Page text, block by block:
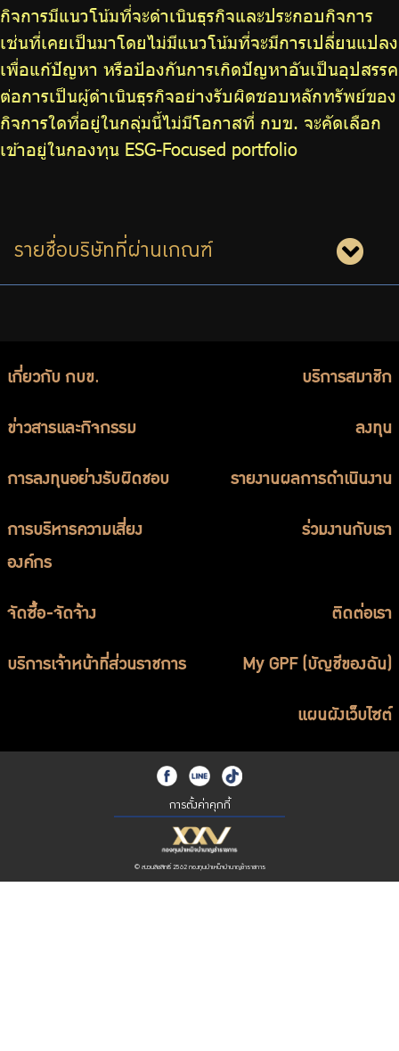
กิจการมีแนวโน้มที่จะดำเนินธุรกิจและประกอบกิจการ
เช่นที่เคยเป็นมาโดยไม่มีแนวโน้มที่จะมีการเปลี่ยนแปลง
เพื่อแก้ปัญหา หรือป้องกันการเกิดปัญหาอันเป็นอุปสรรค
ต่อการเป็นผู้ดำเนินธุรกิจอย่างรับผิดชอบหลักทรัพย์ของ
กิจการใดที่อยู่ในกลุ่มนี้ไม่มีโอกาสที่ กบข. จะคัดเลือก
เข้าอยู่ในกองทุน ESG-Focused portfolio
รายชื่อบริษัทที่ผ่านเกณฑ์
เกี่ยวกับ กบข. บริการสมาชิก
ข่าวสารและกิจกรรม ลงทุน
การลงทุนอย่างรับผิดชอบ รายงานผลการดำเนินงาน
การบริหารความเสี่ยง
องค์กร
ร่วมงานกับเรา
จัดซื้อ-จัดจ้าง ติดต่อเรา
บริการเจ้าหน้าที่ส่วนราชการ My GPF (บัญชีของฉัน)
แผนผังเว็บไซต์
การตั้งค่าคุกกี้
© สงวนลิขสิทธิ์ 2562 กองทุนบำเหน็จบำนาญข้าราชการ